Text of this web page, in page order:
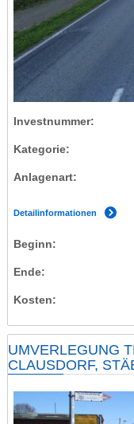
Investnummer
Kategorie
Anlagenart
Detailinformationen
Beginn
Ende
Kosten
UMVERLEGUNG
CLAUSDORF,